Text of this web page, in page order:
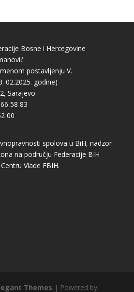
Bosne i Hercegovine
postavljenju V.
02.2025. godine)
Sarajevo
58 83
00
spolova u BiH, nadzor
na području Federacije BIH
Vlade FBIH.
Themes | Powered by